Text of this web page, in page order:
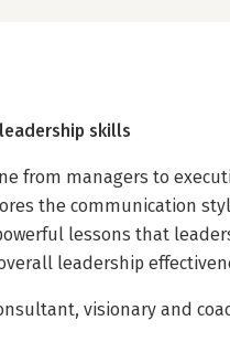
skills
from managers to
the communication
lessons that
leadership
visionary and